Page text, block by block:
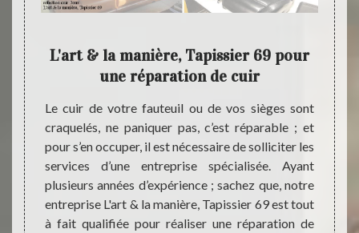
ou le
à
faire
69
L'art & la manière, Tapissier 69 pour
une réparation de cuir
Le cuir de votre fauteuil ou de vos sièges sont
craquelés, ne paniquer pas, c’est réparable ; et
pour s’en occuper, il est nécessaire de solliciter les
services d’une entreprise spécialisée. Ayant
plusieurs années d’expérience ; sachez que, notre
entreprise L'art & la manière, Tapissier 69 est tout
à fait qualifiée pour réaliser une réparation de
de
à
état